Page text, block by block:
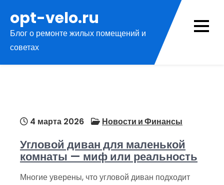
содержимому
opt-velo.ru
Блог о ремонте жилых помещений и
советах
4 марта 2026 Новости и Финансы
Угловой диван для маленькой
комнаты — миф или реальность
Многие уверены, что угловой диван подходит